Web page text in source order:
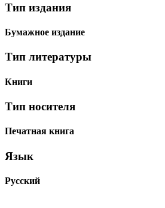
Тип издания
Бумажное издание
Тип литературы
Книги
Тип носителя
Печатная книга
Язык
Русский